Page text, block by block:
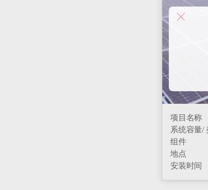
项目名称
系统容量/
组件
地点
安装时间